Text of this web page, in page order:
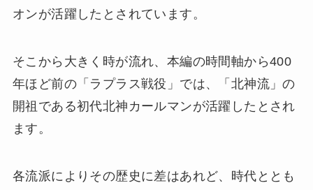
オンが活躍したとされています。
そこから大きく時が流れ、本編の時間軸から400
年ほど前の「ラプラス戦役」では、「北神流」の
開祖である初代北神カールマンが活躍したとされ
ます。
各流派によりその歴史に差はあれど、時代ととも